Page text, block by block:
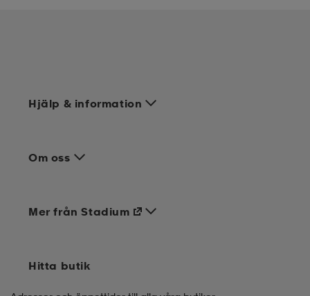
Hjälp & information
Om oss
Mer från Stadium
Hitta butik